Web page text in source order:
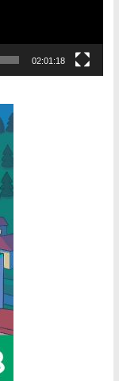
02:01:18